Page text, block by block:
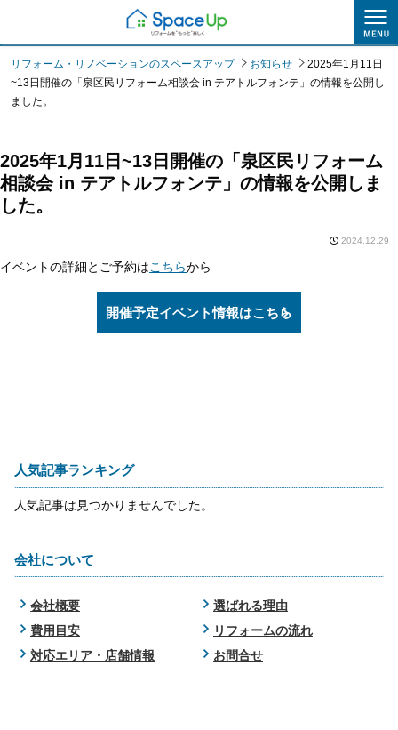
お知らせ
リフォーム・リノベーションのスペースアップ お知らせ
2025年1月11日
~13日開催の「泉区民リフォーム相談会 in テアトルフォンテ」の情報を公開し
ました。
2025年1月11日~13日開催の「泉区民リフォーム
相談会 in テアトルフォンテ」の情報を公開しま
した。
2024.12.29
イベントの詳細とご予約はこちらから
開催予定イベント情報はこちら
人気記事ランキング
人気記事は見つかりませんでした。
会社について
会社概要
選ばれる理由
費用目安
リフォームの流れ
対応エリア・店舗情報
お問合せ